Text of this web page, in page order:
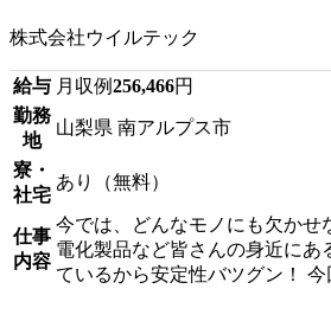
株式会社ウイルテック
給与 月収例256,466円
勤務
地
山梨県 南アルプス市
寮・
社宅
あり（無料）
仕事
内容
今では、どんなモノにも欠かせ
電化製品など皆さんの身近にあ
ているから安定性バツグン！ 今